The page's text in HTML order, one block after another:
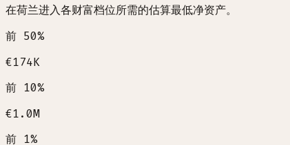
在荷兰进入各财富档位所需的估算最低净资产。
前 50%
€174K
前 10%
€1.0M
前 1%